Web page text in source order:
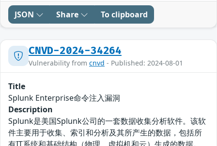
JSON Share To clipboard
CNVD-2024-34264
Vulnerability from cnvd - Published: 2024-08-01
Title
Splunk Enterprise命令注入漏洞
Description
Splunk是美国Splunk公司的一套数据收集分析软件。该软
件主要用于收集、索引和分析及其所产生的数据，包括所
有IT系统和基础结构（物理、虚拟机和云）生成的数据。